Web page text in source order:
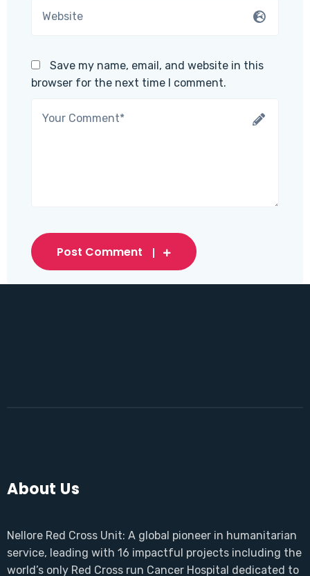
Save my name, email, and website in this
browser for the next time I comment.
Post Comment
About Us
Nellore Red Cross Unit: A global pioneer in humanitarian
service, leading with 16 impactful projects including the
world’s only Red Cross run Cancer Hospital dedicated to